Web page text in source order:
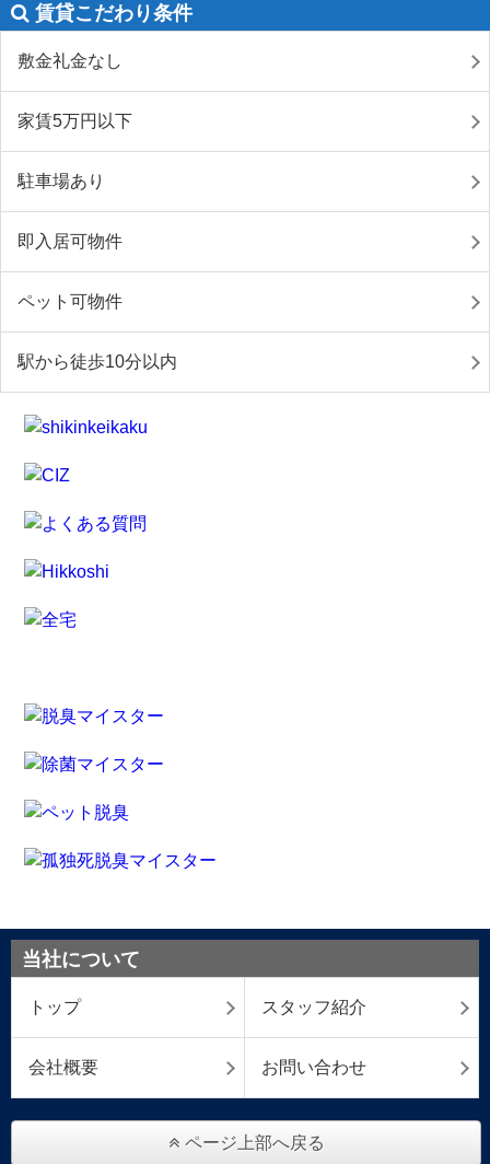
賃貸こだわり条件
敷金礼金なし
家賃5万円以下
駐車場あり
即入居可物件
ペット可物件
駅から徒歩10分以内
当社について
トップ スタッフ紹介
会社概要 お問い合わせ
ページ上部へ戻る